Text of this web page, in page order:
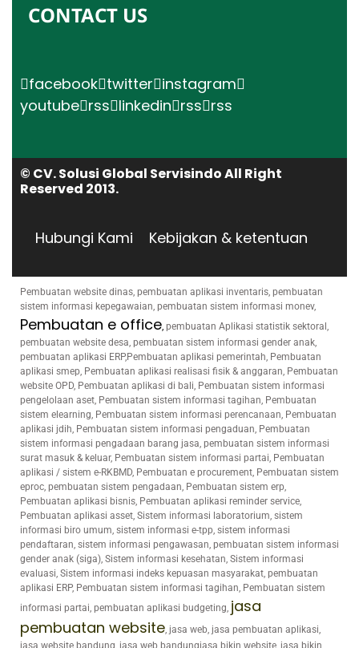
CONTACT US
facebook twitter instagram
youtube rss linkedin rss rss
© CV. Solusi Global Servisindo All Right
Reserved 2013.
Hubungi Kami Kebijakan & ketentuan
Pembuatan website dinas, pembuatan aplikasi inventaris, pembuatan
sistem informasi kepegawaian, pembuatan sistem informasi monev,
Pembuatan e office, pembuatan Aplikasi statistik sektoral,
pembuatan website desa, pembuatan sistem informasi gender anak,
pembuatan aplikasi ERP,Pembuatan aplikasi pemerintah, Pembuatan
aplikasi smep, Pembuatan aplikasi realisasi fisik & anggaran, Pembuatan
website OPD, Pembuatan aplikasi di bali, Pembuatan sistem informasi
pengelolaan aset, Pembuatan sistem informasi tagihan, Pembuatan
sistem elearning, Pembuatan sistem informasi perencanaan, Pembuatan
aplikasi jdih, Pembuatan sistem informasi pengaduan, Pembuatan
sistem informasi pengadaan barang jasa, pembuatan sistem informasi
surat masuk & keluar, Pembuatan sistem informasi partai, Pembuatan
aplikasi / sistem e-RKBMD, Pembuatan e procurement, Pembuatan sistem
eproc, pembuatan sistem pengadaan, Pembuatan sistem erp,
Pembuatan aplikasi bisnis, Pembuatan aplikasi reminder service,
Pembuatan aplikasi asset, Sistem informasi laboratorium, sistem
informasi biro umum, sistem informasi e-tpp, sistem informasi
pendaftaran, sistem informasi pengawasan, pembuatan sistem informasi
gender anak (siga), Sistem informasi kesehatan, Sistem informasi
evaluasi, Sistem informasi indeks kepuasan masyarakat, pembuatan
aplikasi ERP, Pembuatan sistem informasi tagihan, Pembuatan sistem
informasi partai, pembuatan aplikasi budgeting, jasa
pembuatan website, jasa web, jasa pembuatan aplikasi,
jasa website bandung, jasa web bandungjasa bikin website, jasa bikin